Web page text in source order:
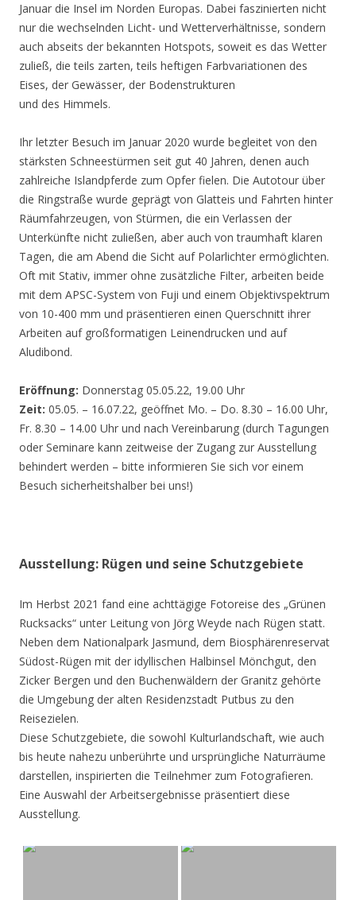
Januar die Insel im Norden Europas. Dabei faszinierten nicht
nur die wechselnden Licht- und Wetterverhältnisse, sondern
auch abseits der bekannten Hotspots, soweit es das Wetter
zuließ, die teils zarten, teils heftigen Farbvariationen des
Eises, der Gewässer, der Bodenstrukturen
und des Himmels.
Ihr letzter Besuch im Januar 2020 wurde begleitet von den
stärksten Schneestürmen seit gut 40 Jahren, denen auch
zahlreiche Islandpferde zum Opfer fielen. Die Autotour über
die Ringstraße wurde geprägt von Glatteis und Fahrten hinter
Räumfahrzeugen, von Stürmen, die ein Verlassen der
Unterkünfte nicht zuließen, aber auch von traumhaft klaren
Tagen, die am Abend die Sicht auf Polarlichter ermöglichten.
Oft mit Stativ, immer ohne zusätzliche Filter, arbeiten beide
mit dem APSC-System von Fuji und einem Objektivspektrum
von 10-400 mm und präsentieren einen Querschnitt ihrer
Arbeiten auf großformatigen Leinendrucken und auf
Aludibond.
Eröffnung: Donnerstag 05.05.22, 19.00 Uhr
Zeit: 05.05. – 16.07.22, geöffnet Mo. – Do. 8.30 – 16.00 Uhr,
Fr. 8.30 – 14.00 Uhr und nach Vereinbarung (durch Tagungen
oder Seminare kann zeitweise der Zugang zur Ausstellung
behindert werden – bitte informieren Sie sich vor einem
Besuch sicherheitshalber bei uns!)
Ausstellung: Rügen und seine Schutzgebiete
Im Herbst 2021 fand eine achttägige Fotoreise des „Grünen
Rucksacks“ unter Leitung von Jörg Weyde nach Rügen statt.
Neben dem Nationalpark Jasmund, dem Biosphärenreservat
Südost-Rügen mit der idyllischen Halbinsel Mönchgut, den
Zicker Bergen und den Buchenwäldern der Granitz gehörte
die Umgebung der alten Residenzstadt Putbus zu den
Reisezielen.
Diese Schutzgebiete, die sowohl Kulturlandschaft, wie auch
bis heute nahezu unberührte und ursprüngliche Naturräume
darstellen, inspirierten die Teilnehmer zum Fotografieren.
Eine Auswahl der Arbeitsergebnisse präsentiert diese
Ausstellung.